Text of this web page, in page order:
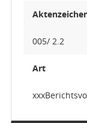
005/ 2.2
Art